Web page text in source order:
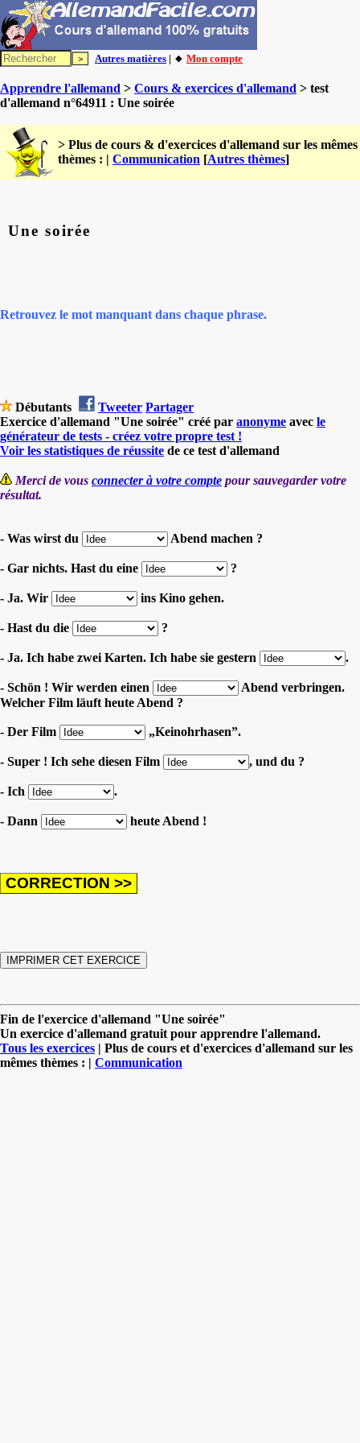
Autres matières | 🔸 Mon compte
Apprendre l'allemand > Cours & exercices d'allemand > test
d'allemand n°64911 : Une soirée
> Plus de cours & d'exercices d'allemand sur les mêmes
thèmes : | Communication [Autres thèmes]
Une soirée
Retrouvez le mot manquant dans chaque phrase.
Débutants Tweeter Partager
Exercice d'allemand "Une soirée" créé par anonyme avec le
générateur de tests - créez votre propre test !
Voir les statistiques de réussite de ce test d'allemand
Merci de vous connecter à votre compte pour sauvegarder votre
résultat.
- Was wirst du Abend machen ?
- Gar nichts. Hast du eine ?
- Ja. Wir ins Kino gehen.
- Hast du die ?
- Ja. Ich habe zwei Karten. Ich habe sie gestern .
- Schön ! Wir werden einen
Abend verbringen.
Welcher Film läuft heute Abend ?
- Der Film „Keinohrhasen”.
- Super ! Ich sehe diesen Film , und du ?
- Ich .
- Dann heute Abend !
Fin de l'exercice d'allemand "Une soirée"
Un exercice d'allemand gratuit pour apprendre l'allemand.
Tous les exercices | Plus de cours et d'exercices d'allemand sur les
mêmes thèmes : | Communication